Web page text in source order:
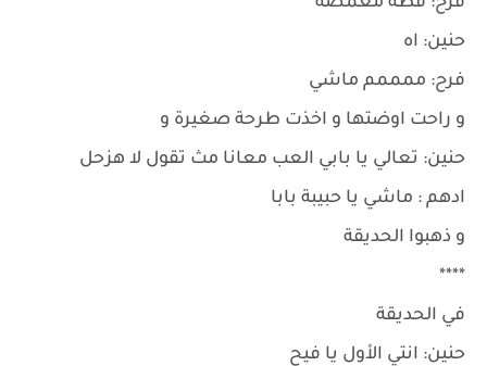
حنين: اه
فرح: ممممم ماشي
و راحت اوضتها و اخذت طرحة صغيرة و
حنين: تعالي يا بابي العب معانا مث تقول لا هزحل
ادهم : ماشي يا حبيبة بابا
و ذهبوا الحديقة
****
في الحديقة
حنين: انتي الأول يا فيح